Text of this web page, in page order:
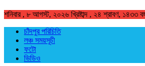
শনিবার , ৮ আগস্ট, ২০২৬ খ্রিষ্টাব্দ , ২৪ শ্রাবণ, ১৪৩৩
চাঁদপুর পরিচিতি
লঞ্চ সময়সূচী
ফটো
ভিডিও